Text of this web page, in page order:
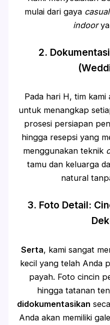
mulai dari gaya
indoor
2.
Pada hari H, tim
untuk menangkap
prosesi persiapan
hingga resepsi yang
menggunakan teknik
tamu dan keluarga
natural
3. Foto Detail:
Serta, kami sangat
kecil yang telah Anda
payah. Foto cincin
hingga tatanan
didokumentasikan
Anda akan memiliki